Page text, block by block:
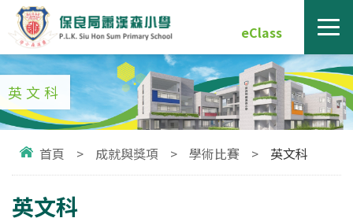
eClass
英文科
首頁 > 成就與獎項 > 學術比賽 > 英文科
英文科